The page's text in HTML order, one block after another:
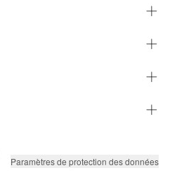
Paramètres de protection des données